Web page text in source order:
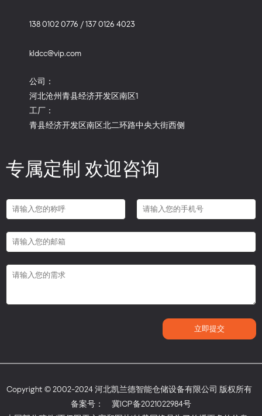
138 0102 0776 / 137 0126 4023
kldcc@vip.com
公司：
河北沧州青县经济开发区南区1
工厂：
青县经济开发区南区北二环路中央大街西侧
专属定制 欢迎咨询
Copyright © 2002-2024 河北凯兰德智能仓储设备有限公司 版权所有
备案号：
冀ICP备2021022984号